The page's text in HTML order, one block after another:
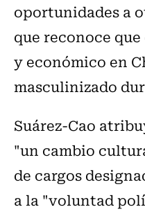
oportunidades a
que reconoce
y económico en
masculinizado
Suárez-Cao
"un cambio
de cargos
a la "voluntad